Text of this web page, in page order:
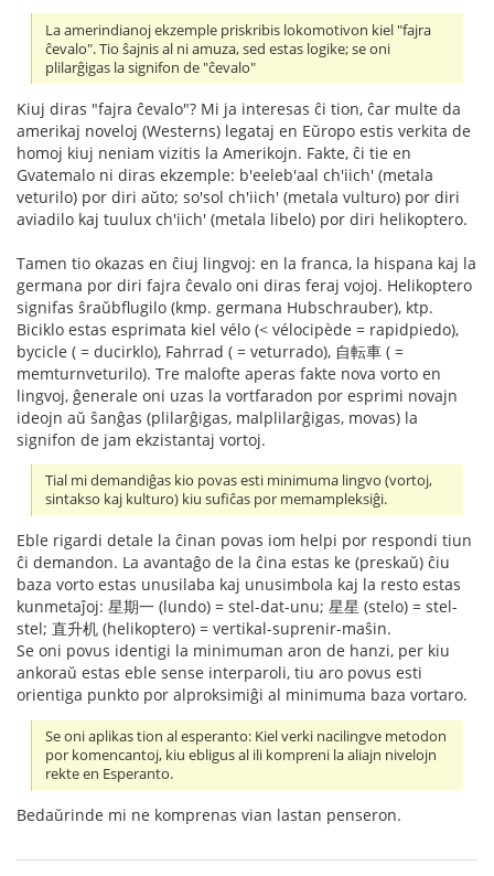
La amerindianoj ekzemple priskribis lokomotivon kiel "fajra
ĉevalo". Tio ŝajnis al ni amuza, sed estas logike; se oni
plilarĝigas la signifon de "ĉevalo"
Kiuj diras "fajra ĉevalo"? Mi ja interesas ĉi tion, ĉar multe da
amerikaj noveloj (Westerns) legataj en Eŭropo estis verkita de
homoj kiuj neniam vizitis la Amerikojn. Fakte, ĉi tie en
Gvatemalo ni diras ekzemple: b'eeleb'aal ch'iich' (metala
veturilo) por diri aŭto; so'sol ch'iich' (metala vulturo) por diri
aviadilo kaj tuulux ch'iich' (metala libelo) por diri helikoptero.
Tamen tio okazas en ĉiuj lingvoj: en la franca, la hispana kaj la
germana por diri fajra ĉevalo oni diras feraj vojoj. Helikoptero
signifas ŝraŭbflugilo (kmp. germana Hubschrauber), ktp.
Biciklo estas esprimata kiel vélo (< vélocipède = rapidpiedo),
bycicle ( = ducirklo), Fahrrad ( = veturrado), 自転車 ( =
memturnveturilo). Tre malofte aperas fakte nova vorto en
lingvoj, ĝenerale oni uzas la vortfaradon por esprimi novajn
ideojn aŭ ŝanĝas (plilarĝigas, malplilarĝigas, movas) la
signifon de jam ekzistantaj vortoj.
Tial mi demandiĝas kio povas esti minimuma lingvo (vortoj,
sintakso kaj kulturo) kiu sufiĉas por memampleksiĝi.
Eble rigardi detale la ĉinan povas iom helpi por respondi tiun
ĉi demandon. La avantaĝo de la ĉina estas ke (preskaŭ) ĉiu
baza vorto estas unusilaba kaj unusimbola kaj la resto estas
kunmetaĵoj: 星期一 (lundo) = stel-dat-unu; 星星 (stelo) = stel-
stel; 直升机 (helikoptero) = vertikal-suprenir-maŝin.
Se oni povus identigi la minimuman aron de hanzi, per kiu
ankoraŭ estas eble sense interparoli, tiu aro povus esti
orientiga punkto por alproksimiĝi al minimuma baza vortaro.
Se oni aplikas tion al esperanto: Kiel verki nacilingve metodon
por komencantoj, kiu ebligus al ili kompreni la aliajn nivelojn
rekte en Esperanto.
Bedaŭrinde mi ne komprenas vian lastan penseron.